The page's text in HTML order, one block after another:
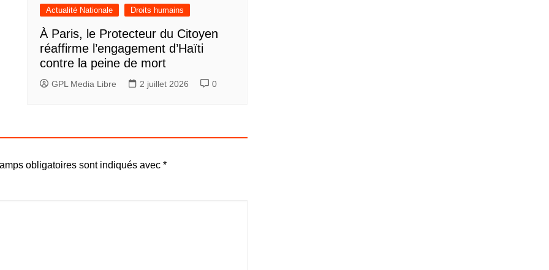
Actualité Nationale Droits humains
À Paris, le Protecteur du Citoyen
réaffirme l’engagement d’Haïti
contre la peine de mort
GPL Media Libre 2 juillet 2026 0
obligatoires sont indiqués avec *